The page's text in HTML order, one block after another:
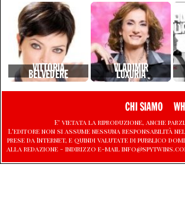
VITTORIA
BELVEDERE VLADIMIR
LUXURIA
CHI SIAMO
E' vietata la riproduzione, anche
L'editore non si assume nessuna responsabilità
prese da Internet, e quindi valutate di pubblico
alla redazione - indirizzo e-mail